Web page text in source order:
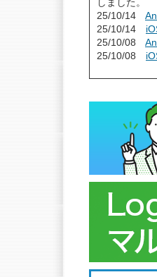
しました。
25/10/14
25/10/14
25/10/08
25/10/08